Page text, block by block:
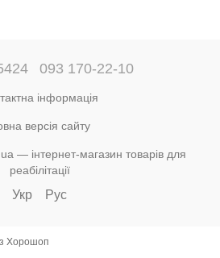
093 170-22-10
інформація
версія сайту
— інтернет-магазин товарів для
реабілітації
Укр Рус
з Хорошоп